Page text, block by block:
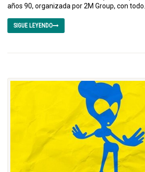
años 90, organizada por 2M Group, con todo...
SIGUE LEYENDO